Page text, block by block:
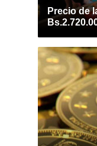
Precio de